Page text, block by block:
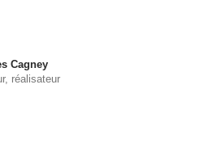
Cagney
réalisateur